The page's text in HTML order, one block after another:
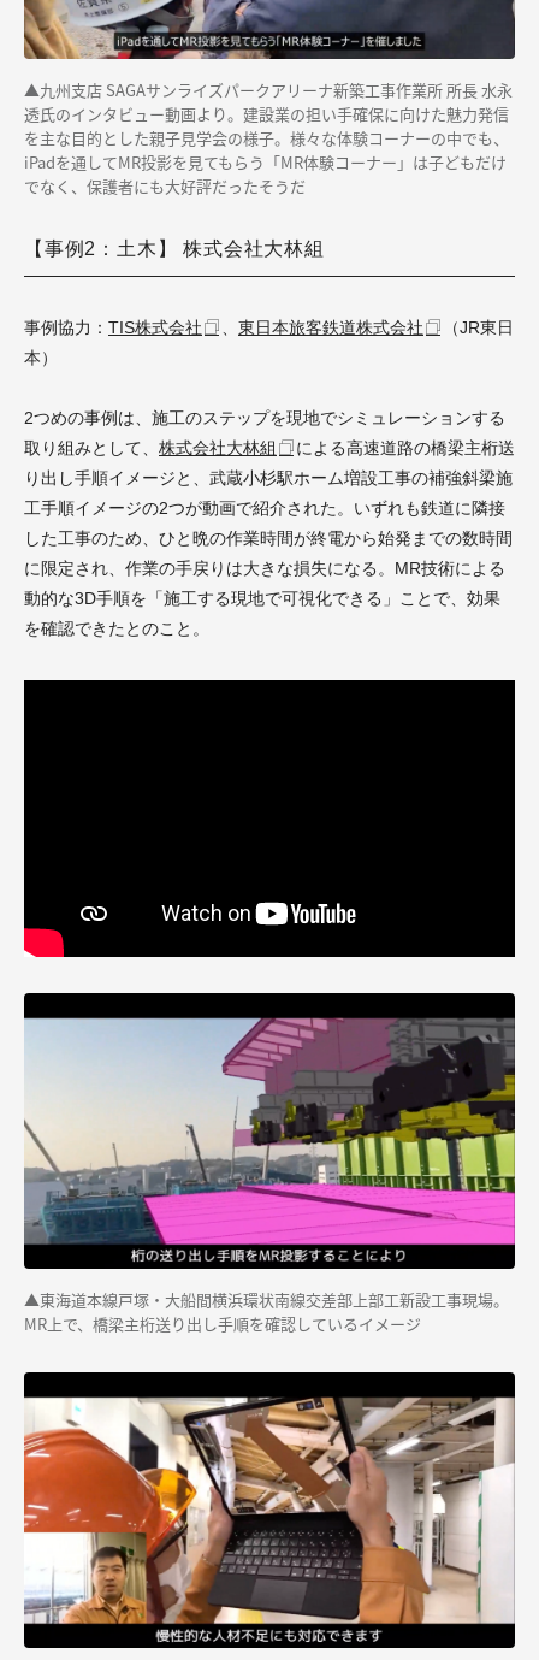
▲九州支店 SAGAサンライズパークアリーナ新築工事作業所 所長 水永
透氏のインタビュー動画より。建設業の担い手確保に向けた魅力発信
を主な目的とした親子見学会の様子。様々な体験コーナーの中でも、
iPadを通してMR投影を見てもらう「MR体験コーナー」は子どもだけ
でなく、保護者にも大好評だったそうだ
【事例2：土木】 株式会社大林組
事例協力： TIS株式会社 、 東日本旅客鉄道株式会社
（JR東日
本）
2つめの事例は、施工のステップを現地でシミュレーションする
取り組みとして、 株式会社大林組
による高速道路の橋梁主桁送
り出し手順イメージと、武蔵小杉駅ホーム増設工事の補強斜梁施
工手順イメージの2つが動画で紹介された。いずれも鉄道に隣接
した工事のため、ひと晩の作業時間が終電から始発までの数時間
に限定され、作業の手戻りは大きな損失になる。MR技術による
動的な3D手順を「施工する現地で可視化できる」ことで、効果
を確認できたとのこと。
▲東海道本線戸塚・大船間横浜環状南線交差部上部工新設工事現場。
MR上で、橋梁主桁送り出し手順を確認しているイメージ